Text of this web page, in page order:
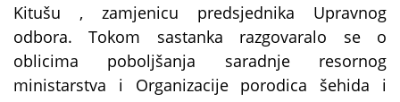
Kitušu , zamjenicu predsjednika Upravnog
odbora. Tokom sastanka razgovaralo se o
oblicima poboljšanja saradnje resornog
ministarstva i Organizacije porodica šehida i